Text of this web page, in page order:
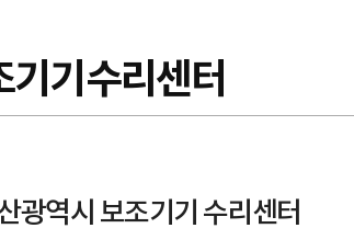
기기수리센터
광역시 보조기기 수리센터